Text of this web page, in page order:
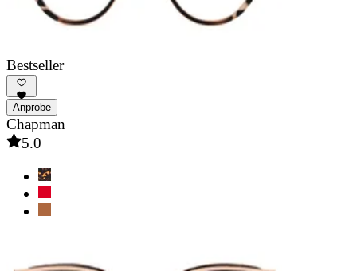
Bestseller
Anprobe
Chapman
5.0